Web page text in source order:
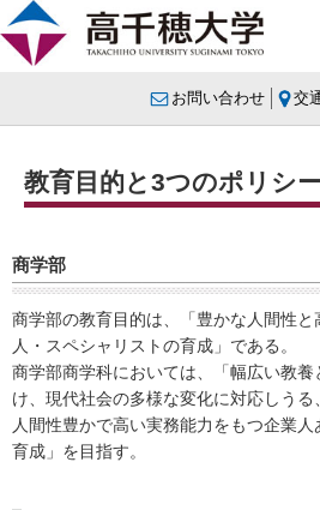
お問い合わせ 交
教育目的と3つのポリシー
商学部
商学部の教育目的は、「豊かな人間性
人・スペシャリストの育成」である。
商学部商学科においては、「幅広い教
け、現代社会の多様な変化に対応しうる
人間性豊かで高い実務能力をもつ企業
育成」を目指す。